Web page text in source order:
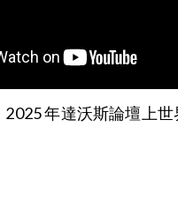
年達沃斯論壇上